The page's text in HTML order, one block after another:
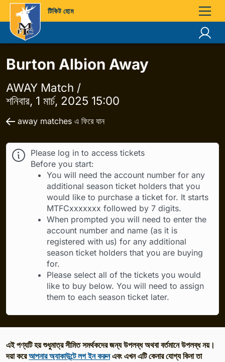
টিকিট হোম
Burton Albion Away
AWAY Match /
শনিবার, 1 মার্চ, 2025 15:00
away matches এ ফিরে যান
Please log in to access tickets
Before you start:
You will need the account number for any
additional season ticket holders that you
would like to purchase a ticket for. It starts
MTFCxxxxxxx followed by 7 digits.
When prompted you will need to enter the
account number and name (as it is
registered with us) for any additional
season ticket holders that you are buying
for.
Please select all of the tickets you would
like to buy below. You will need to assign
them to each season ticket later.
এই পণ্যটি হয় শুধুমাত্র সীমিত সমর্থকদের জন্য উপলব্ধ অথবা বর্তমানে উপলব্ধ নয়।
দয়া করেআপনার অ্যাকাউন্টে লগ ইন করুনএবং এখন এটি কেনার যোগ্য কিনা তা